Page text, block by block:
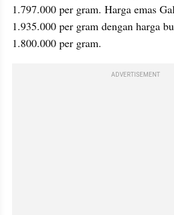
1.797.000 per gram. Harga emas
1.935.000 per gram dengan harga
1.800.000 per gram.
ADVERTISEMENT